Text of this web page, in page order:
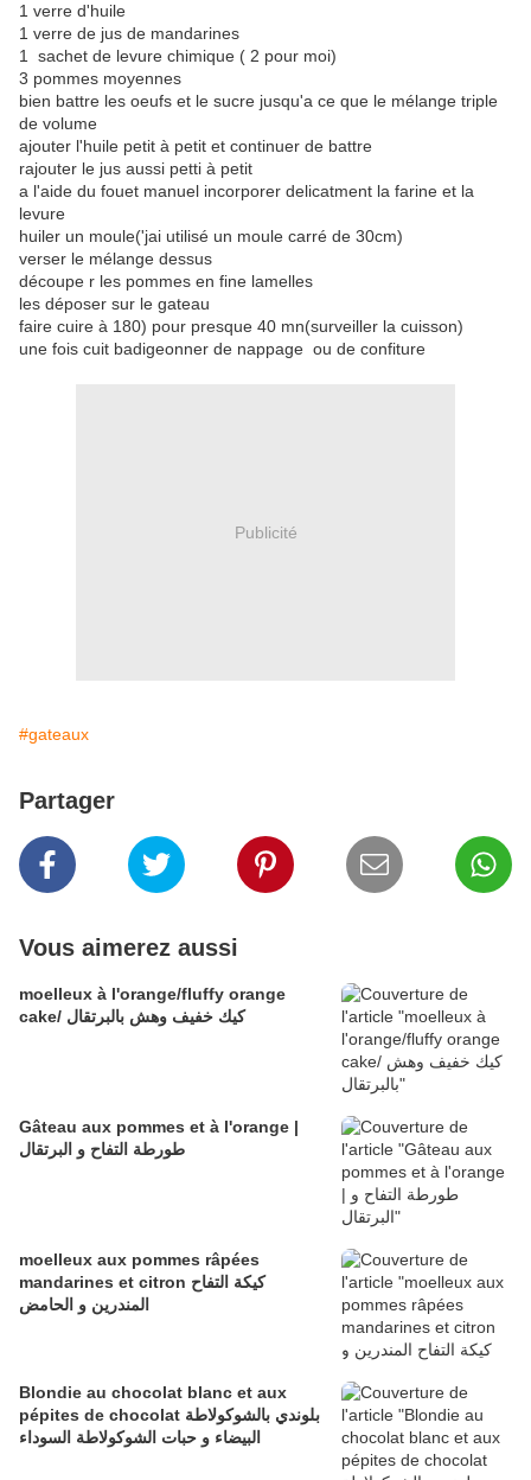
1 verre d'huile
1 verre de jus de mandarines
1 sachet de levure chimique ( 2 pour moi)
3 pommes moyennes
bien battre les oeufs et le sucre jusqu'a ce que le mélange triple
de volume
ajouter l'huile petit à petit et continuer de battre
rajouter le jus aussi petti à petit
a l'aide du fouet manuel incorporer delicatment la farine et la
levure
huiler un moule('jai utilisé un moule carré de 30cm)
verser le mélange dessus
découpe r les pommes en fine lamelles
les déposer sur le gateau
faire cuire à 180) pour presque 40 mn(surveiller la cuisson)
une fois cuit badigeonner de nappage ou de confiture
Publicité
#gateaux
Partager
Vous aimerez aussi
moelleux à l'orange/fluffy orange
cake/ كيك خفيف وهش بالبرتقال
Gâteau aux pommes et à l'orange |
طورطة التفاح و البرتقال
moelleux aux pommes râpées
mandarines et citron كيكة التفاح
المندرين و الحامض
Blondie au chocolat blanc et aux
pépites de chocolat بلوندي بالشوكولاطة
البيضاء و حبات الشوكولاطة السوداء